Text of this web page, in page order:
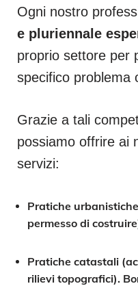
Ogni nostro
e pluriennale
proprio settore per
specifico problema
Grazie a tali
possiamo offrire ai
servizi:
Pratiche urbanistiche
permesso di
Pratiche catastali
rilievi topografici).